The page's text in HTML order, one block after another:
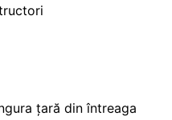
țară din întreaga